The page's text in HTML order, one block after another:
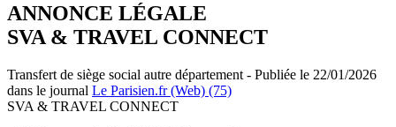
ANNONCE LÉGALE
SVA & TRAVEL CONNECT
Transfert de siège social autre département - Publiée le 22/01/2026
dans le journal Le Parisien.fr (Web) (75)
SVA & TRAVEL CONNECT